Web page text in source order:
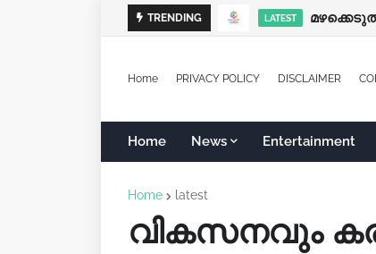
TRENDING LATEST
Home PRIVACY POLICY DISCLAIMER
Home News Entertainment
Home latest
വികസനവും